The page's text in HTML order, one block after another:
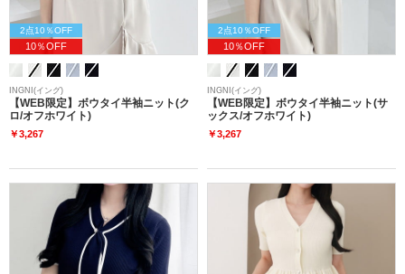
2点10％OFF
10％OFF
INGNI(イング)
【WEB限定】ボウタイ半袖ニット(ク
ロ/オフホワイト)
￥3,267
2点10％OFF
10％OFF
INGNI(イング)
【WEB限定】ボウタイ半袖ニット(サ
ックス/オフホワイト)
￥3,267